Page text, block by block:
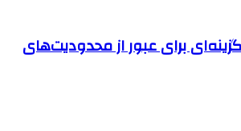
برای عبور از محدودیت‌های